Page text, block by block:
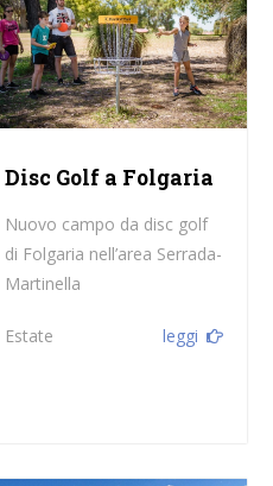
Disc Golf a Folgaria
Nuovo campo da disc golf
di Folgaria nell’area Serrada-
Martinella
Estate leggi